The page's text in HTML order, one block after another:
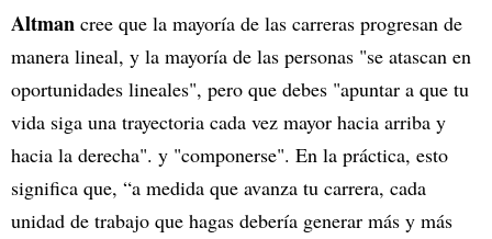
Altman cree que la mayoría de las carreras progresan de
manera lineal, y la mayoría de las personas "se atascan en
oportunidades lineales", pero que debes "apuntar a que tu
vida siga una trayectoria cada vez mayor hacia arriba y
hacia la derecha". y "componerse". En la práctica, esto
significa que, “a medida que avanza tu carrera, cada
unidad de trabajo que hagas debería generar más y más